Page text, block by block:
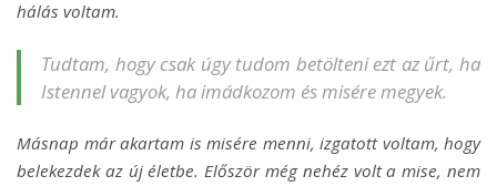
hálás voltam.
Tudtam, hogy csak úgy tudom betölteni ezt az űrt, ha
Istennel vagyok, ha imádkozom és misére megyek.
Másnap már akartam is misére menni, izgatott voltam, hogy
belekezdek az új életbe. Először még nehéz volt a mise, nem